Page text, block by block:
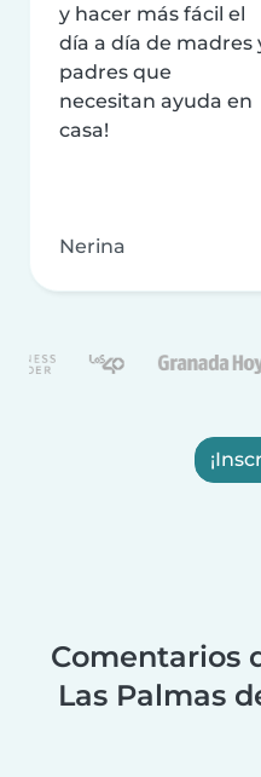
y hacer más fácil el
día a día de madres
padres que
necesitan ayuda en
casa!
Nerina
Comentarios
Las Palmas